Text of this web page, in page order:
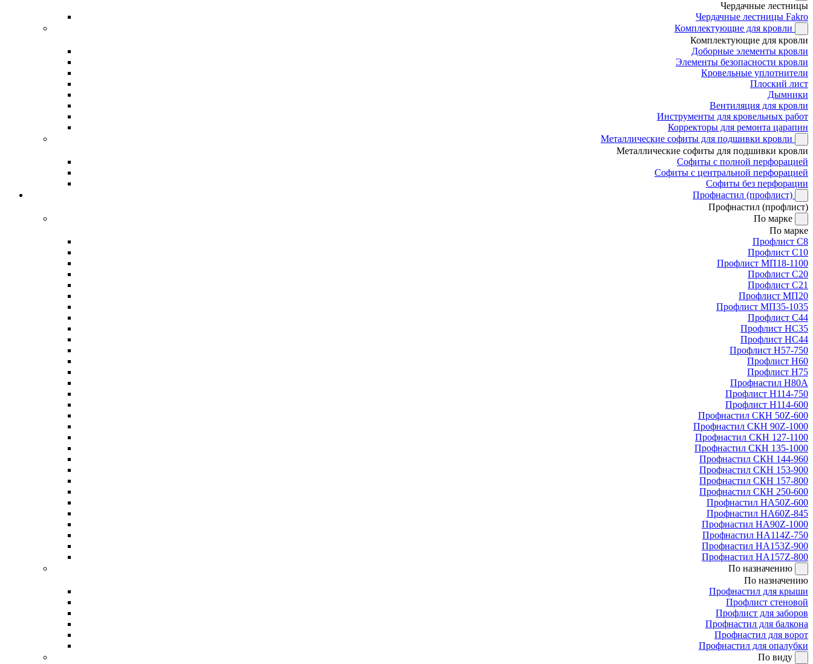
Чердачные лестницы
Чердачные лестницы Fakro
Комплектующие для кровли
Комплектующие для кровли
Доборные элементы кровли
Элементы безопасности кровли
Кровельные уплотнители
Плоский лист
Дымники
Вентиляция для кровли
Инструменты для кровельных работ
Корректоры для ремонта царапин
Металлические софиты для подшивки кровли
Металлические софиты для подшивки кровли
Софиты с полной перфорацией
Софиты с центральной перфорацией
Софиты без перфорации
Профнастил (профлист)
Профнастил (профлист)
По марке
По марке
Профлист С8
Профлист С10
Профлист МП18-1100
Профлист С20
Профлист С21
Профлист МП20
Профлист МП35-1035
Профлист С44
Профлист НС35
Профлист НС44
Профлист Н57-750
Профлист Н60
Профлист Н75
Профнастил Н80А
Профлист Н114-750
Профлист Н114-600
Профнастил СКН 50Z-600
Профнастил СКН 90Z-1000
Профнастил СКН 127-1100
Профнастил СКН 135-1000
Профнастил СКН 144-960
Профнастил СКН 153-900
Профнастил СКН 157-800
Профнастил СКН 250-600
Профнастил НА50Z-600
Профнастил НА60Z-845
Профнастил НА90Z-1000
Профнастил НА114Z-750
Профнастил НА153Z-900
Профнастил НА157Z-800
По назначению
По назначению
Профнастил для крыши
Профлист стеновой
Профлист для заборов
Профнастил для балкона
Профнастил для ворот
Профнастил для опалубки
По виду